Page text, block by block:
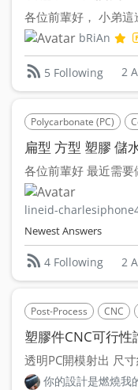
bRiAn
5 Following 2
Polycarbonate (PC)
扁型 方型 塑膠 儲
lineid-
Newest Answers
4 Following 2
Post-Process CNC
塑膠件CNC可行性
你的設計是燃燒我